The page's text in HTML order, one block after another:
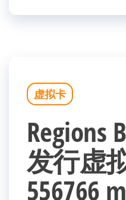
虚拟卡
Regions
发行虚
556766